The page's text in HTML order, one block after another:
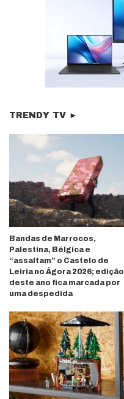
TRENDY TV ►
Bandas de Marrocos,
Palestina, Bélgica e
“assaltam” o Castelo de
Leiria no Ágora 2026; edição
deste ano fica marcada por
uma despedida